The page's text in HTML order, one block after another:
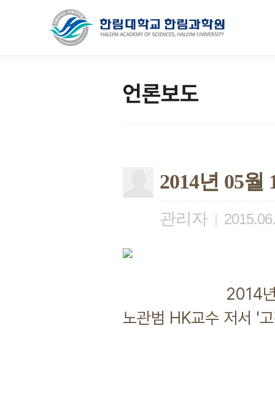
언론보도
2014년 05
관리자 |
2014년 05월
노관범 HK교수 저서 '